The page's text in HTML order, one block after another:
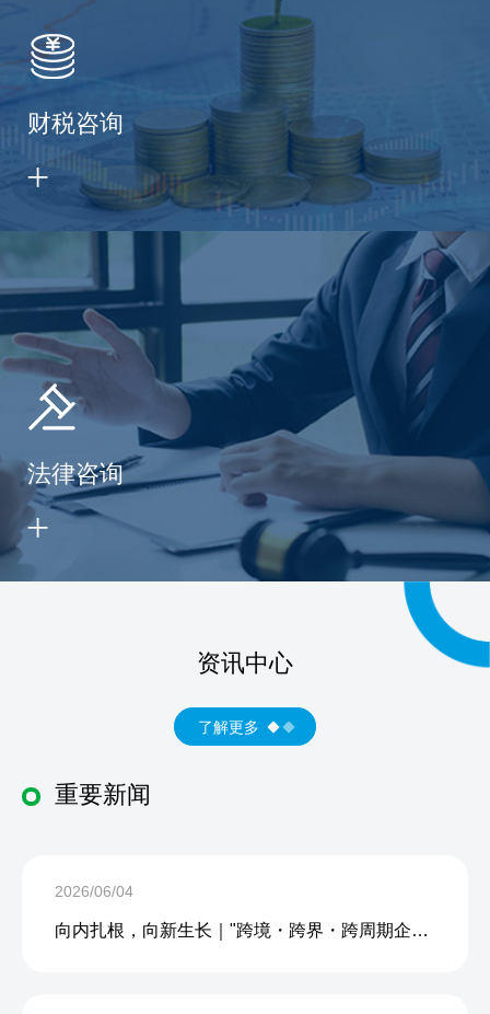
财税咨询
法律咨询
资讯中心
了解更多
重要新闻
2026/06/04
向内扎根，向新生长｜"跨境・跨界・跨周期企业内生力沙龙"成功举办